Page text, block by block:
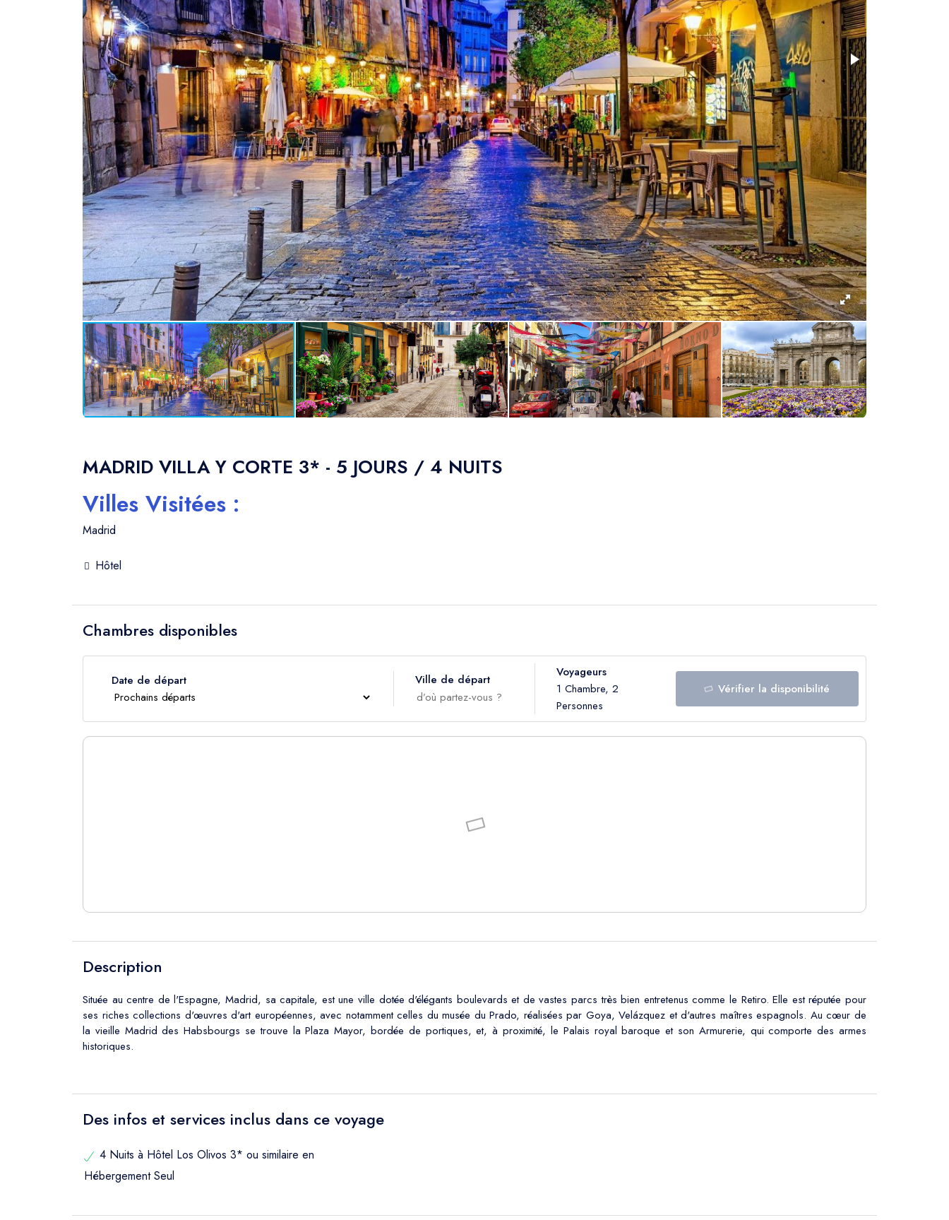
MADRID VILLA Y CORTE 3* - 5 JOURS / 4 NUITS
Villes Visitées :
Madrid
Hôtel
Chambres disponibles
Date de départ Ville de départ
Voyageurs
1 Chambre, 2
Personnes
Vérifier la disponibilité
Description
Située au centre de l'Espagne, Madrid, sa capitale, est une ville dotée d'élégants boulevards et de vastes parcs très bien entretenus comme le Retiro. Elle est réputée pour
ses riches collections d'œuvres d'art européennes, avec notamment celles du musée du Prado, réalisées par Goya, Velázquez et d'autres maîtres espagnols. Au cœur de
la vieille Madrid des Habsbourgs se trouve la Plaza Mayor, bordée de portiques, et, à proximité, le Palais royal baroque et son Armurerie, qui comporte des armes
historiques.
Des infos et services inclus dans ce voyage
Hébergement Seul